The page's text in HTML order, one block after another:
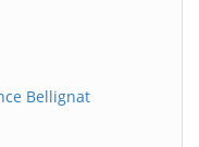
Bellignat